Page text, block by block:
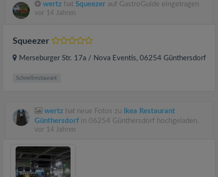
wertz hat Squeezer auf GastroGuide eingetragen
vor 14 Jahren
Squeezer
Merseburger Str. 17a / Nova Eventis, 06254 Günthersdorf
Schnellrestaurant
wertz hat neue Fotos zu
Ikea Restaurant
Günthersdorf in 06254 Günthersdorf hochgeladen.
vor 14 Jahren